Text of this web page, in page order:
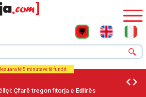
lexuara të 5 minutave të fundit
Çfarë tregon fitorja e Edlirës